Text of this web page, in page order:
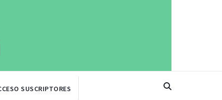
SUSCRIPTORES